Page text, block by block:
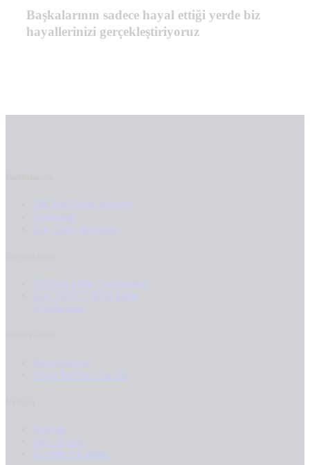
Başkalarının sadece hayal ettiği yerde biz
hayallerinizi gerçekleştiriyoruz
300 Bar Dalış Merkezi
Teknemiz
Kaş Dalış Noktaları
SSI Kaş Dalış Kurslarımız
Kaş TSFF CMAS Dalış
Kurslarımız
Rezervasyon
Sıkça Sorulan Sorular
İletişim
Bize Katılın
Gizlilik Bildirimi